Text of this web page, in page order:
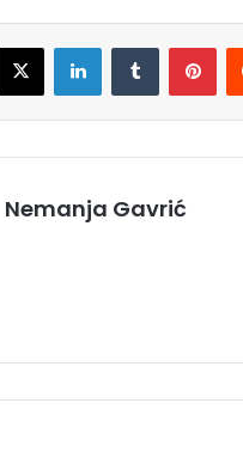
Nemanja Gavrić